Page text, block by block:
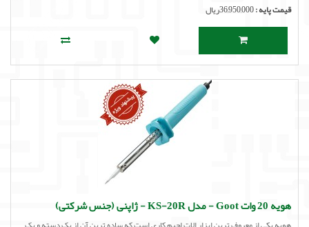
قیمت پایه :36,950,000ریال
هویه 20 وات Goot - مدل KS-20R - ژاپنی (جنس شرکتی)